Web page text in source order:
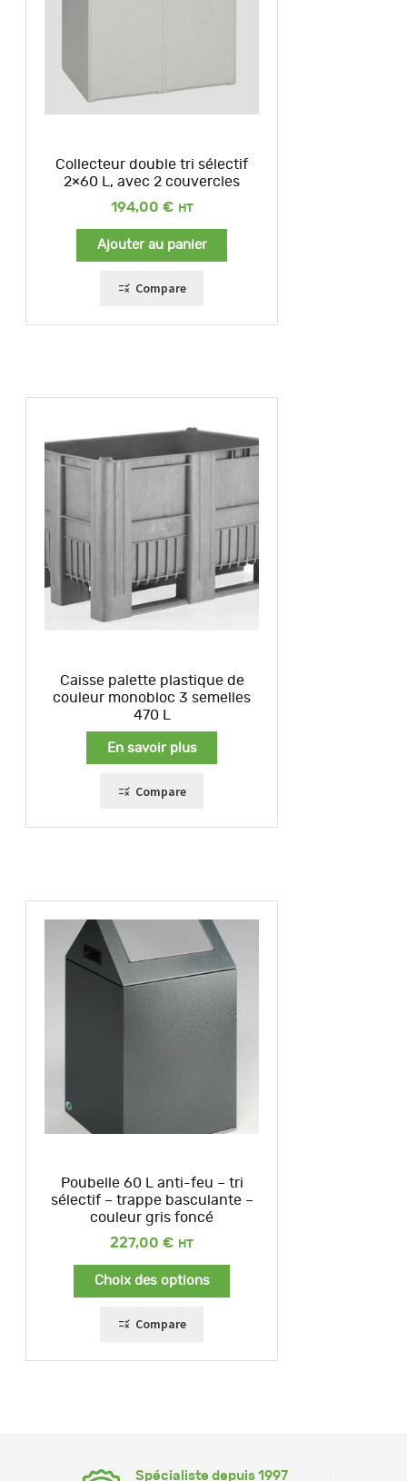
Collecteur double tri sélectif
2×60 L, avec 2 couvercles
194,00 €
Ajouter au panier
Compare
Caisse palette plastique de
couleur monobloc 3 semelles
470 L
En savoir plus
Compare
Poubelle 60 L anti-feu – tri
sélectif – trappe basculante –
couleur gris foncé
227,00 €
Choix des options
Compare
Spécialiste depuis 1997